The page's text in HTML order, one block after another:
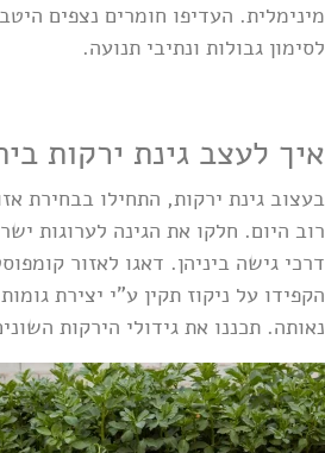
מינימלית. העדיפו חומרים נצפים
לסימון גבולות ונתיבי תנועה.
איך לעצב גינת ירקות
בעצוב גינת ירקות, התחילו בבחירת
רוב היום. חלקו את הגינה לערוגות
דרכי גישה ביניהן. דאגו לאזור
הקפידו על ניקוז תקין ע"י יצירת
נאותה. תכננו את גידולי הירקות